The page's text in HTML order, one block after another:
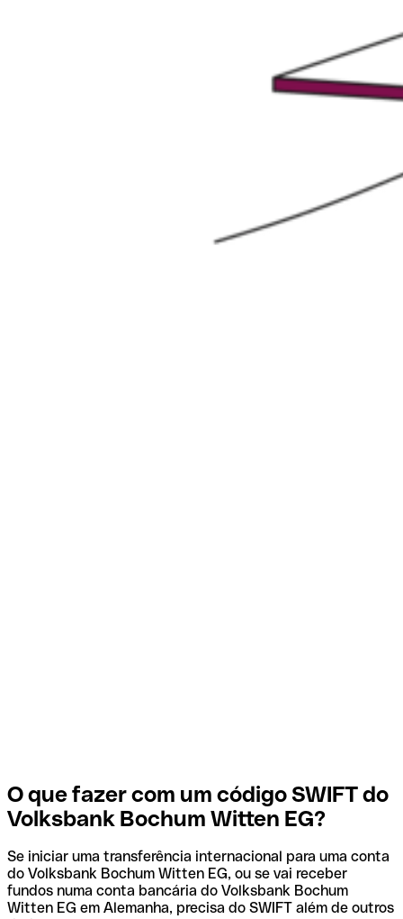
O que fazer com um código SWIFT do
Volksbank Bochum Witten EG?
Se iniciar uma transferência internacional para uma conta
do Volksbank Bochum Witten EG, ou se vai receber
fundos numa conta bancária do Volksbank Bochum
Witten EG em Alemanha, precisa do SWIFT além de outros